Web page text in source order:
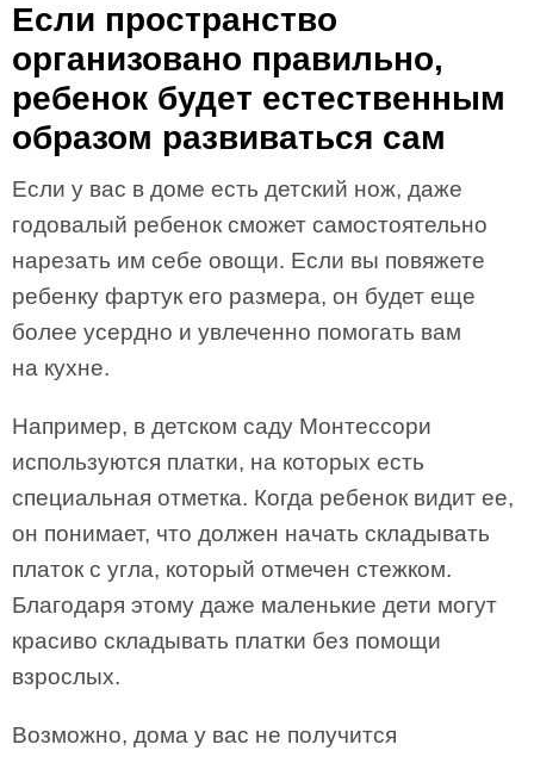
Если пространство
организовано правильно,
ребенок будет естественным
образом развиваться сам
Если у вас в доме есть детский нож, даже
годовалый ребенок сможет самостоятельно
нарезать им себе овощи. Если вы повяжете
ребенку фартук его размера, он будет еще
более усердно и увлеченно помогать вам
на кухне.
Например, в детском саду Монтессори
используются платки, на которых есть
специальная отметка. Когда ребенок видит ее,
он понимает, что должен начать складывать
платок с угла, который отмечен стежком.
Благодаря этому даже маленькие дети могут
красиво складывать платки без помощи
взрослых.
Возможно, дома у вас не получится